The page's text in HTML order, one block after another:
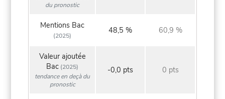
du pronostic
Mentions Bac
(2025)
48,5 % 60,9 %
Valeur ajoutée
Bac (2025)
tendance en deçà du
pronostic
-0,0 pts 0 pts